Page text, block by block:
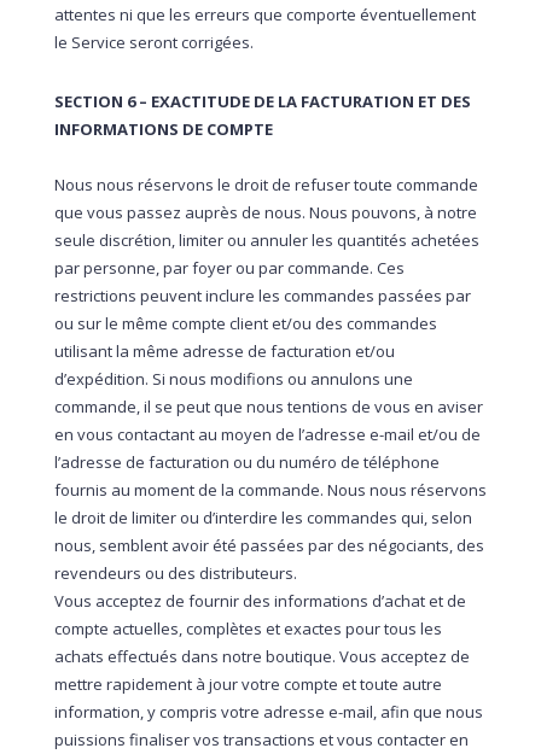
attentes ni que les erreurs que comporte éventuellement
le Service seront corrigées.
SECTION 6 – EXACTITUDE DE LA FACTURATION ET DES
INFORMATIONS DE COMPTE
Nous nous réservons le droit de refuser toute commande
que vous passez auprès de nous. Nous pouvons, à notre
seule discrétion, limiter ou annuler les quantités achetées
par personne, par foyer ou par commande. Ces
restrictions peuvent inclure les commandes passées par
ou sur le même compte client et/ou des commandes
utilisant la même adresse de facturation et/ou
d’expédition. Si nous modifions ou annulons une
commande, il se peut que nous tentions de vous en aviser
en vous contactant au moyen de l’adresse e-mail et/ou de
l’adresse de facturation ou du numéro de téléphone
fournis au moment de la commande. Nous nous réservons
le droit de limiter ou d’interdire les commandes qui, selon
nous, semblent avoir été passées par des négociants, des
revendeurs ou des distributeurs.
Vous acceptez de fournir des informations d’achat et de
compte actuelles, complètes et exactes pour tous les
achats effectués dans notre boutique. Vous acceptez de
mettre rapidement à jour votre compte et toute autre
information, y compris votre adresse e-mail, afin que nous
puissions finaliser vos transactions et vous contacter en